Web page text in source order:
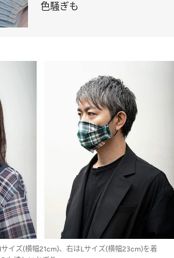
色騒ぎも
サイズ(横幅21cm)、右はLサイズ(横幅23cm)を着